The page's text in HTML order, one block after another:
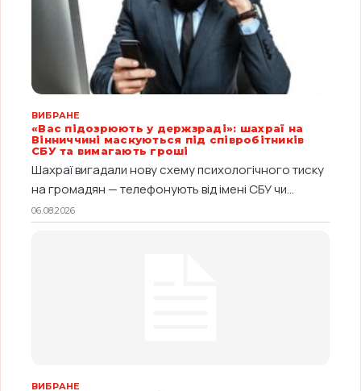
ВИБРАНЕ
«Вас підозрюють у держзраді»: шахраї на
Вінниччині маскуються під співробітників
СБУ та вимагають гроші
Шахраї вигадали нову схему психологічного тиску
на громадян — телефонують від імені СБУ чи...
06.08.2026
ВИБРАНЕ